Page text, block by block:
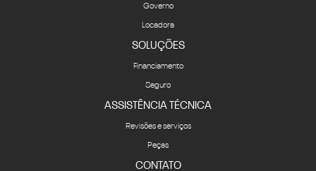
Governo
Locadora
SOLUÇÕES
Financiamento
Seguro
ASSISTÊNCIA TÉCNICA
Revisões e serviços
Peças
CONTATO